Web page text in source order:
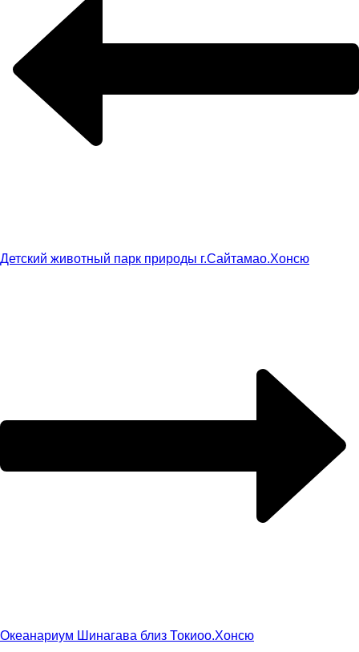
Детский животный парк природы г.Сайтамао.Хонсю
Океанариум Шинагава близ Токиоо.Хонсю